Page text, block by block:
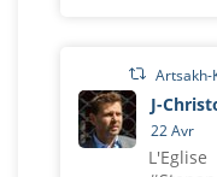
Artsakh-
J-
22 Avr